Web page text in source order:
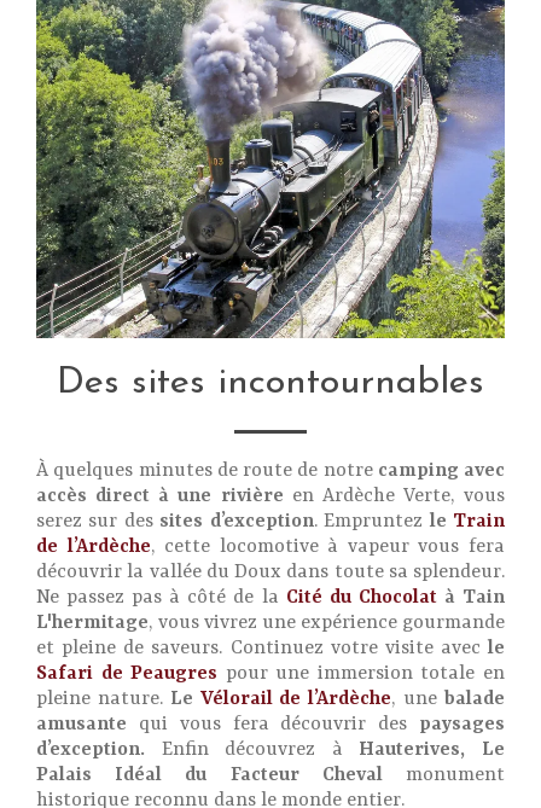
Des sites incontournables
À quelques minutes de route de notre camping avec
accès direct à une rivière en Ardèche Verte, vous
serez sur des sites d’exception. Empruntez le Train
de l’Ardèche, cette locomotive à vapeur vous fera
découvrir la vallée du Doux dans toute sa splendeur.
Ne passez pas à côté de la Cité du Chocolatà Tain
L'hermitage, vous vivrez une expérience gourmande
et pleine de saveurs. Continuez votre visite avec le
Safari de Peaugres pour une immersion totale en
pleine nature.Le Vélorail de l’Ardèche, unebalade
amusante qui vous fera découvrir des paysages
d’exception. Enfin découvrez à Hauterives, Le
Palais Idéal du Facteur Chevalmonument
historique reconnu dans le monde entier.